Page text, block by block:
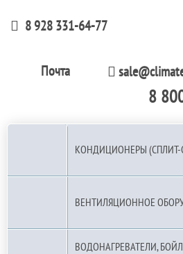
8 928 331-64-77
Почта
8
КОНДИЦИОНЕРЫ (СПЛИТ-
ВЕНТИЛЯЦИОННОЕ
ВОДОНАГРЕВАТЕЛИ,